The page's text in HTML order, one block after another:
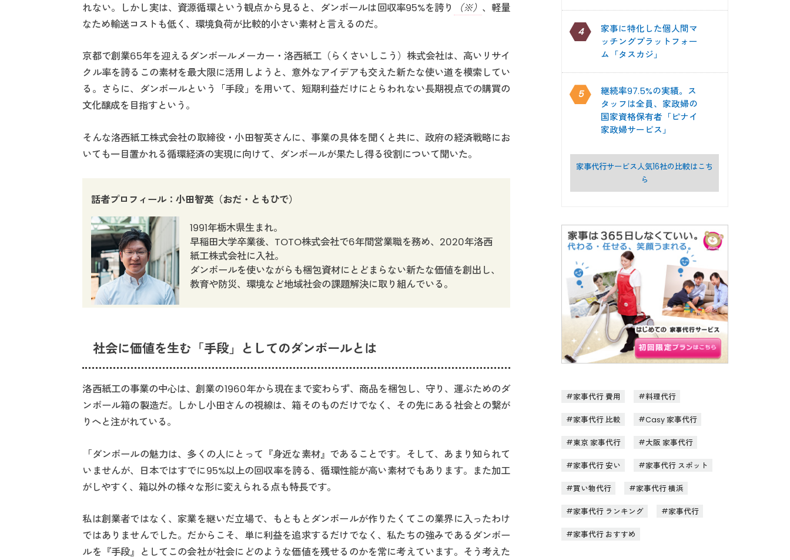
れない。しかし実は、資源循環という観点から見ると、ダンボールは回収率95%を誇り
（※） 、軽量
なため輸送コストも低く、環境負荷が比較的小さい素材と言えるのだ。
京都で創業65年を迎えるダンボールメーカー・洛西紙工（らくさいしこう）株式会社は、高いリサイ
クル率を誇るこの素材を最大限に活用しようと、意外なアイデアも交えた新たな使い道を模索してい
る。さらに、ダンボールという「手段」を用いて、短期利益だけにとらわれない長期視点での購買の
文化醸成を目指すという。
そんな洛西紙工株式会社の取締役・小田智英さんに、事業の具体を聞くと共に、政府の経済戦略にお
いても一目置かれる循環経済の実現に向けて、ダンボールが果たし得る役割について聞いた。
話者プロフィール：小田智英（おだ・ともひで）
1991年栃木県生まれ。
早稲田大学卒業後、TOTO株式会社で6年間営業職を務め、2020年洛西
紙工株式会社に入社。
ダンボールを使いながらも梱包資材にとどまらない新たな価値を創出し、
教育や防災、環境など地域社会の課題解決に取り組んでいる。
社会に価値を生む「手段」としてのダンボールとは
洛西紙工の事業の中心は、創業の1960年から現在まで変わらず、商品を梱包し、守り、運ぶためのダ
ンボール箱の製造だ。しかし小田さんの視線は、箱そのものだけでなく、その先にある社会との繋が
りへと注がれている。
「ダンボールの魅力は、多くの人にとって『身近な素材』であることです。そして、あまり知られて
いませんが、日本ではすでに95%以上の回収率を誇る、循環性能が高い素材でもあります。また加工
がしやすく、箱以外の様々な形に変えられる点も特長です。
私は創業者ではなく、家業を継いだ立場で、もともとダンボールが作りたくてこの業界に入ったわけ
ではありませんでした。だからこそ、単に利益を追求するだけでなく、私たちの強みであるダンボー
ルを『手段』としてこの会社が社会にどのような価値を残せるのかを常に考えています。そう考えた
4
家事に特化した個人間マ
ッチングプラットフォー
ム「タスカジ」
5
継続率97.5%の実績。ス
タッフは全員、家政婦の
国家資格保有者「ピナイ
家政婦サービス」
家事代行サービス人気16社の比較はこち
ら
家事代行 費用 料理代行
家事代行 比較 Casy 家事代行
東京 家事代行 大阪 家事代行
家事代行 安い 家事代行 スポット
買い物代行 家事代行 横浜
家事代行 ランキング 家事代行
家事代行 おすすめ